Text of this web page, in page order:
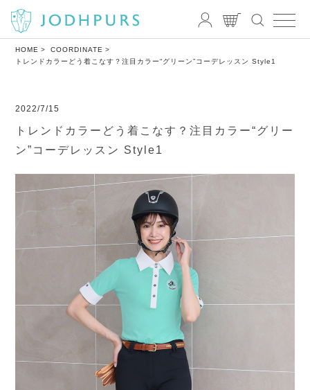
HOME
COORDINATE
トレンドカラーどう着こなす？注目カラー“グリーン”コーデレッスン Style1
2022/7/15
トレンドカラーどう着こなす？注目カラー“グリー
ン”コーデレッスン Style1